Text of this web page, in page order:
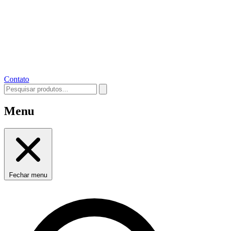
Contato
Menu
Fechar menu